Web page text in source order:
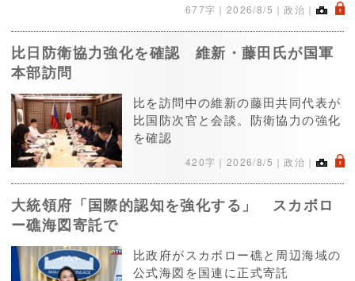
677字｜ 2026/8/5 ｜政治｜ .
比日防衛協力強化を確認 維新・藤田氏が国軍
本部訪問
比を訪問中の維新の藤田共同代表が
比国防次官と会談。防衛協力の強化
を確認
420字｜ 2026/8/5 ｜政治｜ .
大統領府「国際的認知を強化する」 スカボロ
ー礁海図寄託で
比政府がスカボロー礁と周辺海域の
公式海図を国連に正式寄託